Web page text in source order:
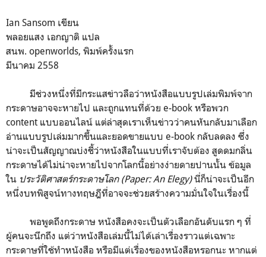
Ian Sansom เขียน
พลอยแสง เอกญาติ แปล
สนพ. openworlds, พิมพ์ครั้งแรก
มีนาคม 2558
มีช่วงหนึ่งที่มีกระแสข่าวลือว่าหนังสือแบบรูปเล่มพิมพ์จาก
กระดาษอาจจะหายไป และถูกแทนที่ด้วย e-book หรือพวก
content แบบออนไลน์ แต่ล่าสุดเราเห็นข่าวว่าคนหันกลับมาเลือก
อ่านแบบรูปเล่มมากขึ้นและยอดขายแบบ e-book กลับลดลง ซึ่ง
น่าจะเป็นสัญญาณบ่งชี้ว่าหนังสือในแบบที่เราจับต้อง สูดดมกลิ่น
กระดาษได้ไม่น่าจะหายไปจากโลกนี้อย่างง่ายดายปานนั้น ข้อมูล
ใน ประวัติศาสตร์กระดาษโลก (Paper: An Elegy)นี่ก็น่าจะเป็นอีก
หนึ่งบทพิสูจน์ทางทฤษฎีที่อาจจะช่วยสร้างความมั่นใจในเรื่องนี้
พอพูดถึงกระดาษ หนังสือคงจะเป็นตัวเลือกอันดับแรก ๆ ที่
ผู้คนจะนึกถึง แต่ว่าหนังสือเล่มนี้ไม่ได้เล่าเรื่องราวแต่เฉพาะ
กระดาษที่ใช้ทำหนังสือ หรือมีแต่เรื่องของหนังสือหรอกนะ หากแต่